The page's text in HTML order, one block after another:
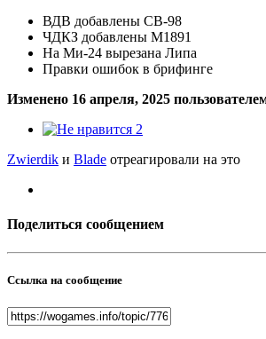
ВДВ добавлены СВ-98
ЧДКЗ добавлены М1891
На Ми-24 вырезана Липа
Правки ошибок в брифинге
Изменено 16 апреля, 2025
2
Zwierdik и Blade отреагировали на это
Поделиться сообщением
Ссылка на сообщение